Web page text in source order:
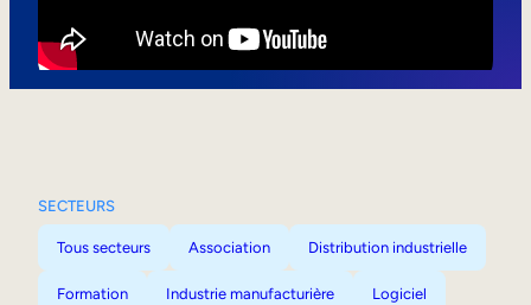
SECTEURS
Tous secteurs Association Distribution industrielle
Formation Industrie manufacturière Logiciel